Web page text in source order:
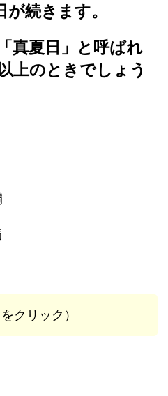
続きます。
真夏日」と呼ばれ
上のときでしょう
クリック）